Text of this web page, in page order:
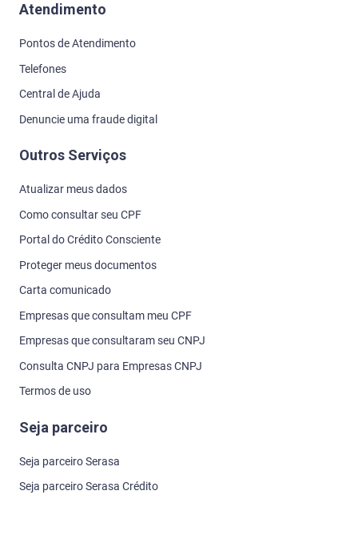
Atendimento
Pontos de Atendimento
Telefones
Central de Ajuda
Denuncie uma fraude digital
Outros Serviços
Atualizar meus dados
Como consultar seu CPF
Portal do Crédito Consciente
Proteger meus documentos
Carta comunicado
Empresas que consultam meu CPF
Empresas que consultaram seu CNPJ
Consulta CNPJ para Empresas CNPJ
Termos de uso
Seja parceiro
Seja parceiro Serasa
Seja parceiro Serasa Crédito